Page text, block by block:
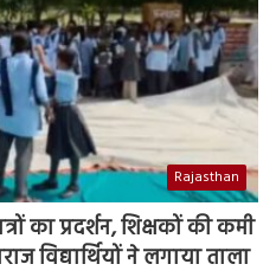
Rajasthan
का प्रदर्शन, शिक्षकों की कमी
विद्यार्थियों ने लगाया ताला